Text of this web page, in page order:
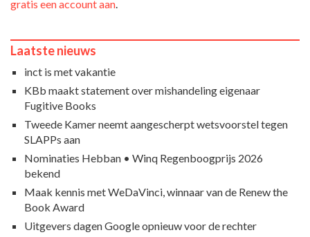
gratis een account aan.
Laatste nieuws
inct is met vakantie
KBb maakt statement over mishandeling eigenaar
Fugitive Books
Tweede Kamer neemt aangescherpt wetsvoorstel tegen
SLAPPs aan
Nominaties Hebban • Winq Regenboogprijs 2026
bekend
Maak kennis met WeDaVinci, winnaar van de Renew the
Book Award
Uitgevers dagen Google opnieuw voor de rechter